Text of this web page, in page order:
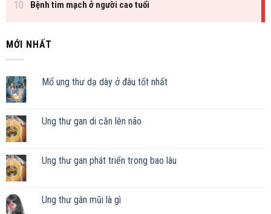
MỚI NHẤT
Mổ ung thư dạ dày ở đâu tốt nhất
Ung thư gan di căn lên não
Ung thư gan phát triển trong bao lâu
Ung thư gân mũi là gì